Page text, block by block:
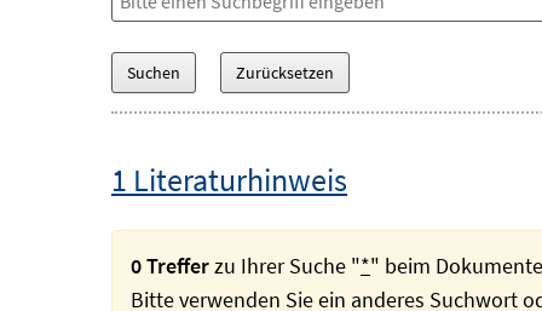
1 Literaturhinweis
0 Trefferzu Ihrer Suche "*" beim
Bitte verwenden Sie ein anderes Suchwort